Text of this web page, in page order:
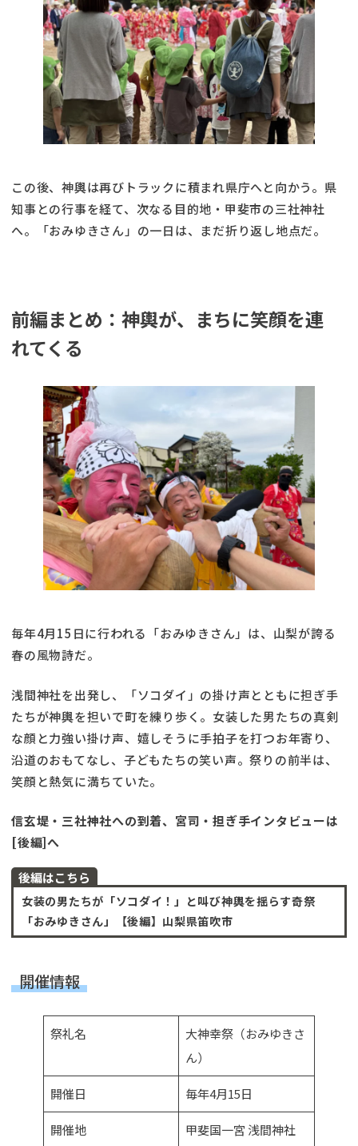
この後、神輿は再びトラックに積まれ県庁へと向かう。県
知事との行事を経て、次なる目的地・甲斐市の三社神社
へ。「おみゆきさん」の一日は、まだ折り返し地点だ。
前編まとめ：神輿が、まちに笑顔を連
れてくる
毎年4月15日に行われる「おみゆきさん」は、山梨が誇る
春の風物詩だ。
浅間神社を出発し、「ソコダイ」の掛け声とともに担ぎ手
たちが神輿を担いで町を練り歩く。女装した男たちの真剣
な顔と力強い掛け声、嬉しそうに手拍子を打つお年寄り、
沿道のおもてなし、子どもたちの笑い声。祭りの前半は、
笑顔と熱気に満ちていた。
信玄堤・三社神社への到着、宮司・担ぎ手インタビューは
[後編]へ
後編はこちら
女装の男たちが「ソコダイ！」と叫び神輿を揺らす奇祭
「おみゆきさん」【後編】山梨県笛吹市
開催情報
祭礼名
大神幸祭（おみゆきさ
ん）
開催日 毎年4月15日
開催地 甲斐国一宮 浅間神社